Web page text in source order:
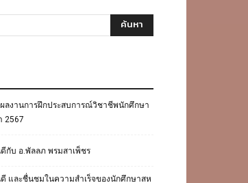
ผลงานการฝึกประสบการณ์วิชาชีพนักศึกษา
2567
กับ อ.พัลลภ พรมสาเพ็ชร
และชื่นชมในความสำเร็จของนักศึกษาสห